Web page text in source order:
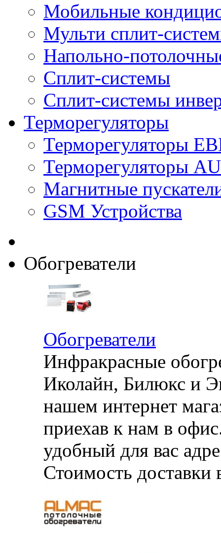
Мобильные
Мульти сплит-
Напольно-
Сплит-системы
Сплит-системы
Терморегуляторы
Терморегуляторы
Терморегуляторы
Магнитные
GSM Устройства
Обогреватели
Обогреватели
Инфракрасные
Иколайн, Билюкс и
нашем интернет
приехав к нам в
удобный для вас
Стоимость